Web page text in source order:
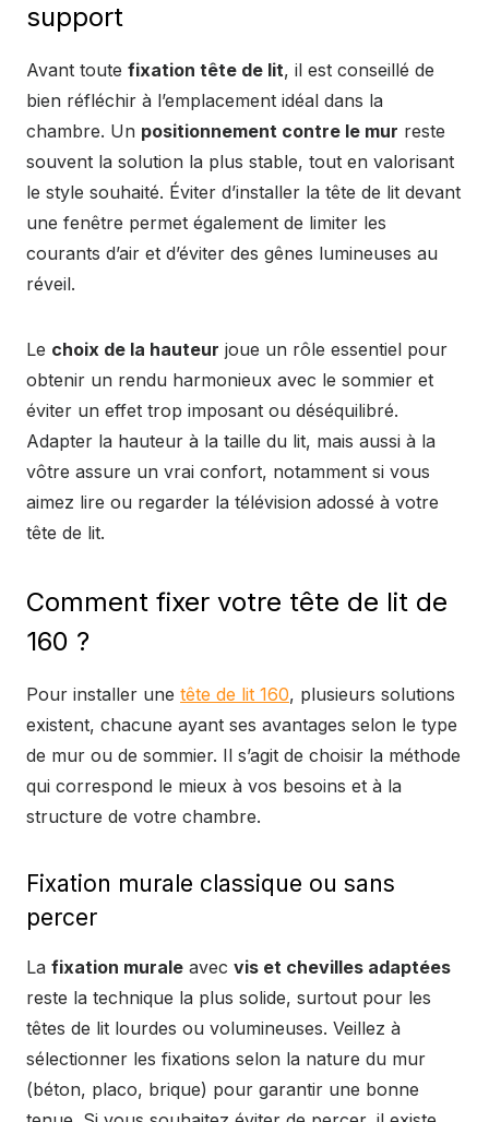
support
Avant toute fixation tête de lit, il est conseillé de
bien réfléchir à l’emplacement idéal dans la
chambre. Un positionnement contre le mur reste
souvent la solution la plus stable, tout en valorisant
le style souhaité. Éviter d’installer la tête de lit devant
une fenêtre permet également de limiter les
courants d’air et d’éviter des gênes lumineuses au
réveil.
Le choix de la hauteur joue un rôle essentiel pour
obtenir un rendu harmonieux avec le sommier et
éviter un effet trop imposant ou déséquilibré.
Adapter la hauteur à la taille du lit, mais aussi à la
vôtre assure un vrai confort, notamment si vous
aimez lire ou regarder la télévision adossé à votre
tête de lit.
Comment fixer votre tête de lit de
160 ?
Pour installer une tête de lit 160, plusieurs solutions
existent, chacune ayant ses avantages selon le type
de mur ou de sommier. Il s’agit de choisir la méthode
qui correspond le mieux à vos besoins et à la
structure de votre chambre.
Fixation murale classique ou sans
percer
La fixation murale avec vis et chevilles adaptées
reste la technique la plus solide, surtout pour les
têtes de lit lourdes ou volumineuses. Veillez à
sélectionner les fixations selon la nature du mur
(béton, placo, brique) pour garantir une bonne